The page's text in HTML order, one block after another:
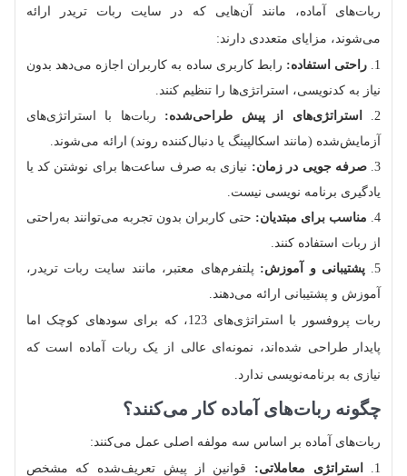
ربات‌های آماده، مانند آن‌هایی که در سایت ربات تریدر ارائه
می‌شوند، مزایای متعددی دارند:
راحتی استفاده: رابط کاربری ساده به کاربران اجازه می‌دهد بدون
نیاز به کدنویسی، استراتژی‌ها را تنظیم کنند.
استراتژی‌های از پیش طراحی‌شده: ربات‌ها با استراتژی‌های
آزمایش‌شده (مانند اسکالپینگ یا دنبال‌کننده روند) ارائه می‌شوند.
صرفه‌ جویی در زمان: نیازی به صرف ساعت‌ها برای نوشتن کد یا
یادگیری برنامه‌ نویسی نیست.
مناسب برای مبتدیان: حتی کاربران بدون تجربه می‌توانند به‌راحتی
از ربات استفاده کنند.
پشتیبانی و آموزش: پلتفرم‌های معتبر، مانند سایت ربات تریدر،
آموزش و پشتیبانی ارائه می‌دهند.
ربات پروفسور با استراتژی‌های 123، که برای سودهای کوچک اما
پایدار طراحی شده‌اند، نمونه‌ای عالی از یک ربات آماده است که
نیازی به برنامه‌نویسی ندارد.
چگونه ربات‌های آماده کار می‌کنند؟
ربات‌های آماده بر اساس سه مولفه اصلی عمل می‌کنند:
استراتژی معاملاتی: قوانین از پیش تعریف‌شده که مشخص